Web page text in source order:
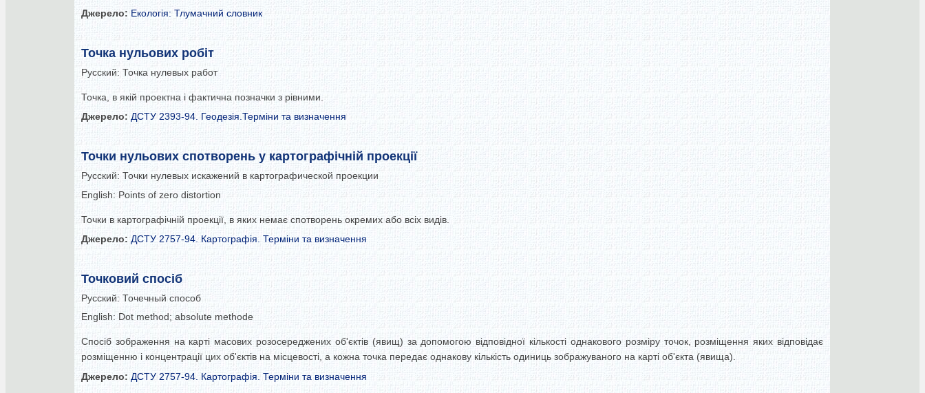
Джерело: Екологія: Тлумачний словник
Точка нульових робіт
Русский: Точка нулевых работ
Точка, в якій проектна і фактична позначки з рівними.
Джерело: ДСТУ 2393-94. Геодезія.Терміни та визначення
Точки нульових спотворень у картографічній проекції
Русский: Точки нулевых искажений в картографической проекции
English: Points of zero distortion
Точки в картографічній проекції, в яких немає спотворень окремих або всіх видів.
Джерело: ДСТУ 2757-94. Картографія. Терміни та визначення
Точковий спосіб
Русский: Точечный способ
English: Dot method; absolute methode
Спосіб зображення на карті масових розосереджених об'єктів (явищ) за допомогою відповідної кількості однакового розміру точок, розміщення яких відповідає
розміщенню і концентрації цих об'єктів на місцевості, а кожна точка передає однакову кількість одиниць зображуваного на карті об'єкта (явища).
Джерело: ДСТУ 2757-94. Картографія. Терміни та визначення